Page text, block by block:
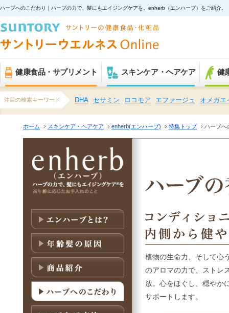
ハーブへのこだわり ｜ハーブの力で、髪にもエイジングケアを。enherb（エンハーブ）をご紹介。
健康食品・サプリメント スキンケア・ヘアケア 健
注目の検索キーワード DHA セサミン ロコモア エファージュ オメガエ
ホーム スキンケア・ヘアケア enherb(エンハーブ) 特集トップ ハーブへ
植物の生命力、そして心
のアロマの力で、ストレ
放。心をほぐし、穏やか
サポートします。